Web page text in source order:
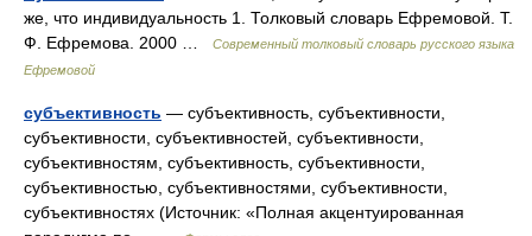
же, что индивидуальность 1. Толковый словарь Ефремовой. Т.
Ф. Ефремова. 2000 …
Современный толковый словарь русского языка
Ефремовой
субъективность — субъективность, субъективности,
субъективности, субъективностей, субъективности,
субъективностям, субъективность, субъективности,
субъективностью, субъективностями, субъективности,
субъективностях (Источник: «Полная акцентуированная